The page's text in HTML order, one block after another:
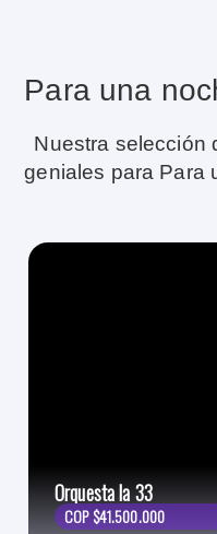
Para una
Nuestra selección
geniales para Para
Orquesta la 33
COP $41.500.000